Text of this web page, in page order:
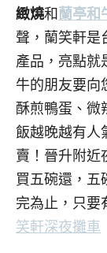
緻燒和 蘭亭和
聲，蘭笑軒是
產品，亮點就
牛的朋友要向
酥煎鴨蛋、微
飯越晚越有人
賣！晉升附近
買五碗還，五
完為止，只
笑軒深夜攤車